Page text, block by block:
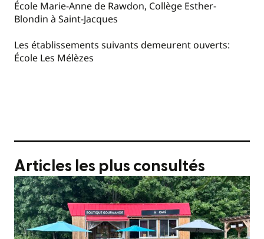
École Marie-Anne de Rawdon, Collège Esther-
Blondin à Saint-Jacques
Les établissements suivants demeurent ouverts:
École Les Mélèzes
Articles les plus consultés